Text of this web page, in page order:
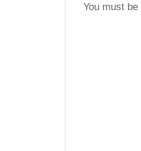
You must be